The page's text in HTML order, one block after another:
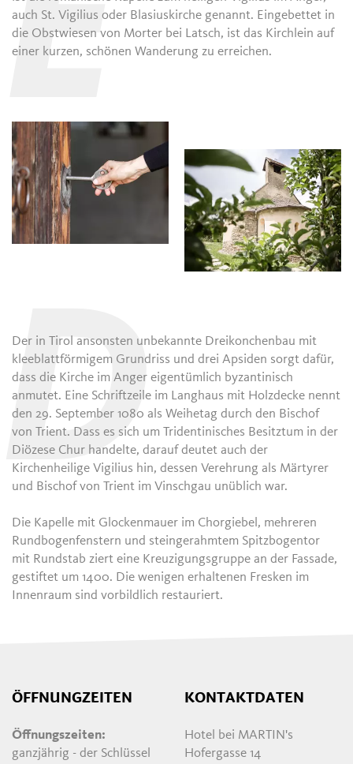
auch St. Vigilius oder Blasiuskirche genannt. Eingebettet in
die Obstwiesen von Morter bei Latsch, ist das Kirchlein auf
einer kurzen, schönen Wanderung zu erreichen.
Der in Tirol ansonsten unbekannte Dreikonchenbau mit
kleeblattförmigem Grundriss und drei Apsiden sorgt dafür,
dass die Kirche im Anger eigentümlich byzantinisch
anmutet. Eine Schriftzeile im Langhaus mit Holzdecke nennt
den 29. September 1080 als Weihetag durch den Bischof
von Trient. Dass es sich um Tridentinisches Besitztum in der
Diözese Chur handelte, darauf deutet auch der
Kirchenheilige Vigilius hin, dessen Verehrung als Märtyrer
und Bischof von Trient im Vinschgau unüblich war.
Die Kapelle mit Glockenmauer im Chorgiebel, mehreren
Rundbogenfenstern und steingerahmtem Spitzbogentor
mit Rundstab ziert eine Kreuzigungsgruppe an der Fassade,
gestiftet um 1400. Die wenigen erhaltenen Fresken im
Innenraum sind vorbildlich restauriert.
ÖFFNUNGZEITEN
Öffnungszeiten:
ganzjährig - der Schlüssel
KONTAKTDATEN
Hotel bei MARTIN's
Hofergasse 14